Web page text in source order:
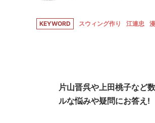
KEYWORD スウィング作り 江連忠
片山晋呉や上田桃子など
ルな悩みや疑問にお答え!